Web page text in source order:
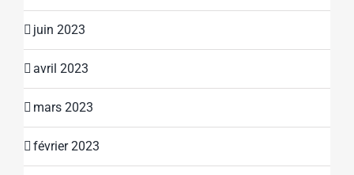
juin 2023
avril 2023
mars 2023
février 2023